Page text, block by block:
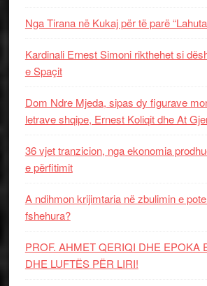
Nga Tirana në Kukaj për të parë
Kardinali Ernest Simoni rikthehet si
e Spaçit
Dom Ndre Mjeda, sipas dy figurave
letrave shqipe, Ernest Koliqit dhe At
36 vjet tranzicion, nga ekonomia
e përfitimit
A ndihmon krijimtaria në zbulimin e
fshehura?
PROF. AHMET QERIQI DHE EPOKA
DHE LUFTЁS PЁR LIRI!